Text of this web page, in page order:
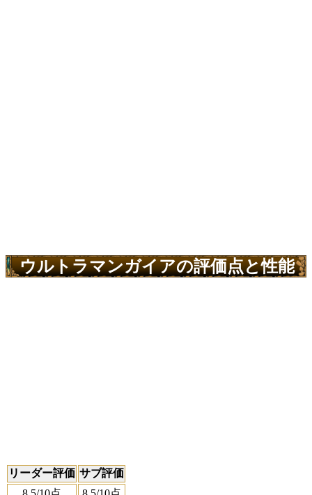
ウルトラマンガイアの評価点と性能
リーダー評価 サブ評価